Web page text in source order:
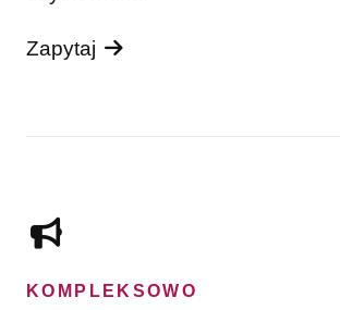
Zapytaj
KOMPLEKSOWO